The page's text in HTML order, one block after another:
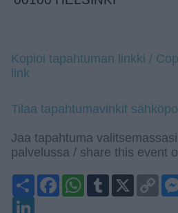
Kopioi tapahtuman linkki /
link
Tilaa tapahtumavinkit
Jaa tapahtuma valitsemassasi
palvelussa / share this event
ShareFacebookWhatsApp
Tumblr
X